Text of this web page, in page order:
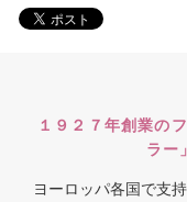
１９２７年創業の
ラー
ヨーロッパ各国で支